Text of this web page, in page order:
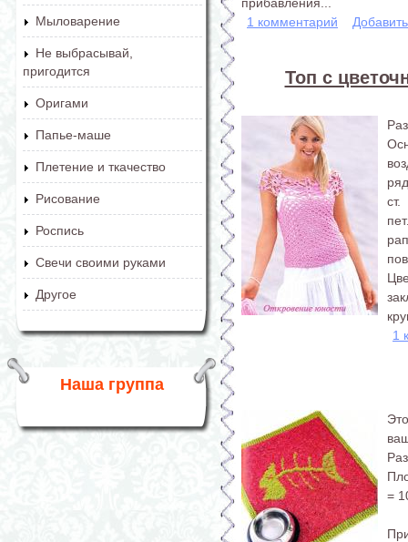
Мыловарение
Не выбрасывай,
пригодится
Оригами
Папье-маше
Плетение и ткачество
Рисование
Роспись
Свечи своими руками
Другое
Наша группа
1 комментарий
Топ с
1
=